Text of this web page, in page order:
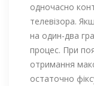
одночасно
телевізора.
на один-два
процес. При
отримання
остаточно